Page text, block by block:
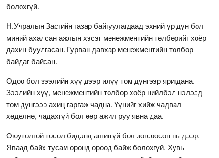
болохгүй.
Н.Учралын Засгийн газар байгуулагдаад эхний үр дүн бол
миний ахалсан ажлын хэсэг менежментийн төлбөрийг хоёр
дахин буулгасан. Гурван давхар менежментийн төлбөр
байдаг байсан.
Одоо бол зээлийн хүү дээр илүү том дүнгээр яригдана.
Зээлийн хүү, менежментийн төлбөр хоёр нийлбэл нэлээд
том дүнгээр ахиц гаргаж чадна. Үүнийг хийж чадвал
хөдөлнө, чадахгүй бол өөр ажил руу явна даа.
Оюутолгой төсөл бидэнд ашиггүй бол зогсоосон нь дээр.
Яваад байх тусам өрөнд ороод байж болохгүй. Хувь